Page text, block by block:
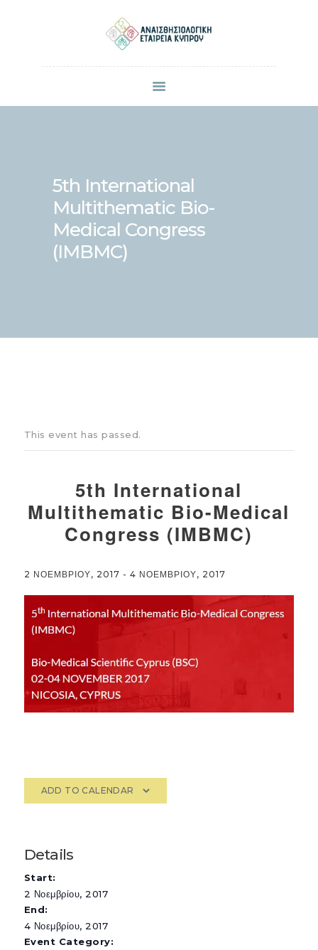
5th International
Multithematic Bio-
Medical Congress
(IMBMC)
ΠΟΙΟΙ ΕΙΜΑΣΤΕ
ΣΥΝΕΔΡΙΑ & ΗΜΕΡΙΔΕΣ
ΕΠΙΚΟΙΝΩΝΙΑ
This event has passed.
5th International
Multithematic Bio-Medical
Congress (IMBMC)
2 ΝΟΕΜΒΡΙΟΥ, 2017 - 4 ΝΟΕΜΒΡΙΟΥ, 2017
ADD TO CALENDAR
Details
Start:
2 Νοεμβρίου, 2017
End:
4 Νοεμβρίου, 2017
Event Category: